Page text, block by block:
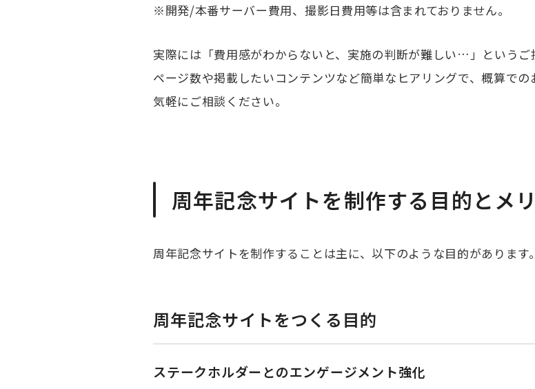
※開発/本番サーバー費用、撮影日費用等は含まれておりません。
実際には「費用感がわからないと、実施の判断が難しい…」というご
ページ数や掲載したいコンテンツなど簡単なヒアリングで、概算で
気軽にご相談ください。
周年記念サイトを制作する目的とメ
周年記念サイトを制作することは主に、以下のような目的があります。
周年記念サイトをつくる目的
ステークホルダーとのエンゲージメント強化